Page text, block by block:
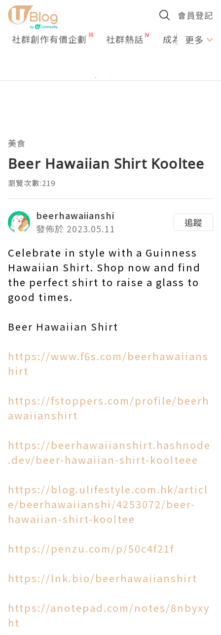
會員登記
社群創作有價企劃 社群熱話 成為U更多
美食
Beer Hawaiian Shirt Kooltee
瀏覽次數:219
beerhawaiianshi
發佈於 2023.05.11
追蹤
Celebrate in style with a Guinness
Hawaiian Shirt. Shop now and find
the perfect shirt to raise a glass to
good times.
Beer Hawaiian Shirt
https://www.f6s.com/beerhawaiians
hirt
https://fstoppers.com/profile/beerh
awaiianshirt
https://beerhawaiianshirt.hashnode
.dev/beer-hawaiian-shirt-koolteee
https://blog.ulifestyle.com.hk/articl
e/beerhawaiianshi/4253072/beer-
hawaiian-shirt-kooltee
https://penzu.com/p/50c4f21f
https://lnk.bio/beerhawaiianshirt
https://anotepad.com/notes/8nbyxy
ht